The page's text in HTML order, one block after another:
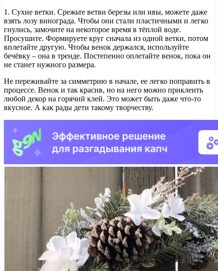
1. Сухие ветки. Срежьте ветви березы или ивы, можете даже
взять лозу винограда. Чтобы они стали пластичными и легко
гнулись, замочите на некоторое время в тёплой воде.
Просушите. Формируете круг сначала из одной ветки, потом
вплетайте другую. Чтобы венок держался, используйте
бечёвку – она в тренде. Постепенно оплетайте венок, пока он
не станет нужного размера.
Не переживайте за симметрию в начале, ее легко поправить в
процессе. Венок и так красив, но на него можно приклеить
любой декор на горячий клей. Это может быть даже что-то
вкусное. А как рады дети такому творчеству.